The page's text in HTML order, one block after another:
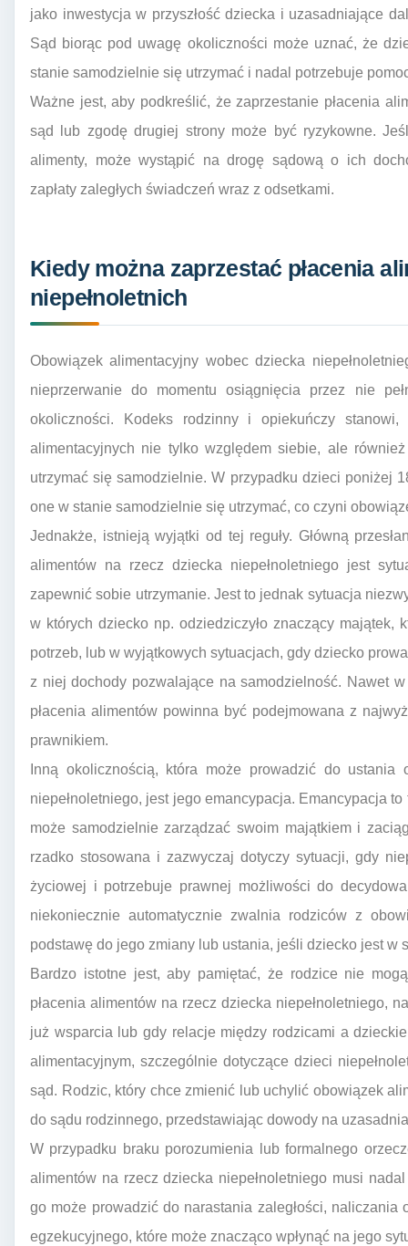
jako inwestycja w przyszłość dziecka i uzasadniające
Sąd biorąc pod uwagę okoliczności może uznać, że
stanie samodzielnie się utrzymać i nadal potrzebuje
Ważne jest, aby podkreślić, że zaprzestanie płacenia
sąd lub zgodę drugiej strony może być ryzykowne.
alimenty, może wystąpić na drogę sądową o ich
zapłaty zaległych świadczeń wraz z odsetkami.
Kiedy można zaprzestać płacenia
niepełnoletnich
Obowiązek alimentacyjny wobec dziecka
nieprzerwanie do momentu osiągnięcia przez nie
okoliczności. Kodeks rodzinny i opiekuńczy
alimentacyjnych nie tylko względem siebie, ale
utrzymać się samodzielnie. W przypadku dzieci poniżej
one w stanie samodzielnie się utrzymać, co czyni
Jednakże, istnieją wyjątki od tej reguły. Główną
alimentów na rzecz dziecka niepełnoletniego jest
zapewnić sobie utrzymanie. Jest to jednak sytuacja
w których dziecko np. odziedziczyło znaczący majątek,
potrzeb, lub w wyjątkowych sytuacjach, gdy dziecko
z niej dochody pozwalające na samodzielność. Nawet
płacenia alimentów powinna być podejmowana z
prawnikiem.
Inną okolicznością, która może prowadzić do ustania
niepełnoletniego, jest jego emancypacja. Emancypacja
może samodzielnie zarządzać swoim majątkiem i
rzadko stosowana i zazwyczaj dotyczy sytuacji, gdy
życiowej i potrzebuje prawnej możliwości do
niekoniecznie automatycznie zwalnia rodziców z
podstawę do jego zmiany lub ustania, jeśli dziecko jest w
Bardzo istotne jest, aby pamiętać, że rodzice nie
płacenia alimentów na rzecz dziecka niepełnoletniego,
już wsparcia lub gdy relacje między rodzicami a
alimentacyjnym, szczególnie dotyczące dzieci
sąd. Rodzic, który chce zmienić lub uchylić obowiązek
do sądu rodzinnego, przedstawiając dowody na
W przypadku braku porozumienia lub formalnego
alimentów na rzecz dziecka niepełnoletniego musi
go może prowadzić do narastania zaległości,
egzekucyjnego, które może znacząco wpłynąć na jego